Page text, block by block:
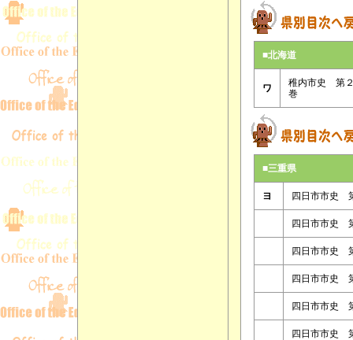
■北海道
ワ
稚内市史 第
巻
■三重県
ヨ 四日市市史
四日市市史
四日市市史
四日市市史
四日市市史
四日市市史